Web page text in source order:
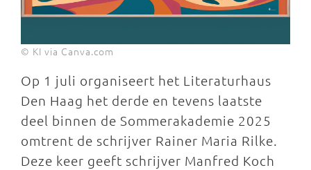
© KI via Canva.com
Op 1 juli organiseert het Literaturhaus
Den Haag het derde en tevens laatste
deel binnen de Sommerakademie 2025
omtrent de schrijver Rainer Maria Rilke.
Deze keer geeft schrijver Manfred Koch